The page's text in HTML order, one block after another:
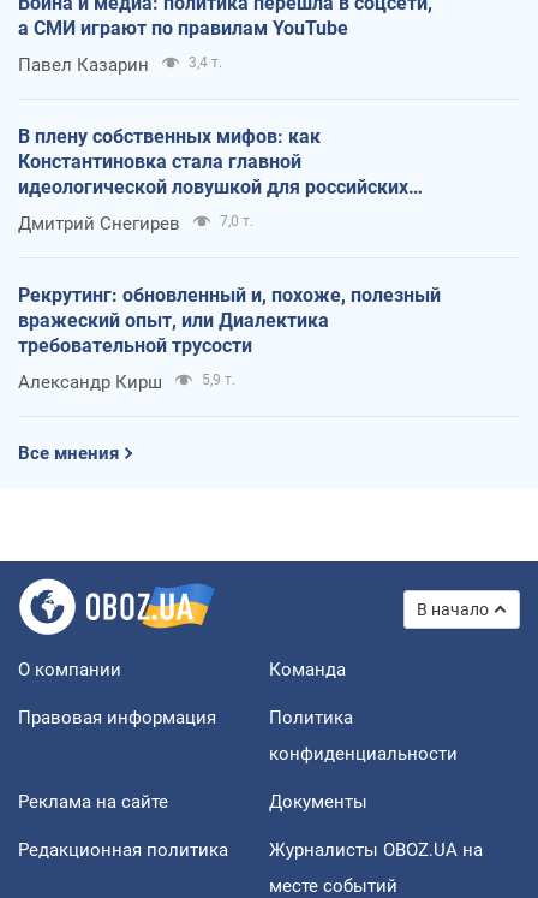
а СМИ играют по правилам YouTube
Павел Казарин 3,4 т.
В плену собственных мифов: как
Константиновка стала главной
идеологической ловушкой для российских
оккупантов
Дмитрий Снегирев 7,0 т.
Рекрутинг: обновленный и, похоже, полезный
вражеский опыт, или Диалектика
требовательной трусости
Александр Кирш 5,9 т.
Все мнения
В начало
О компании Команда
Правовая информация
Политика
конфиденциальности
Реклама на сайте Документы
Редакционная политика
Журналисты OBOZ.UA на
месте событий